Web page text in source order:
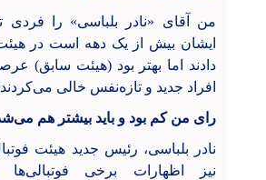
من آقای «نادر بلباسی» را فردی
ایشان بیش از یک دهه است در
دادند اما بهتر بود (هیئت سابق)
افراد جدید و تازه‌نفس خالی
رای من کم بود و باید بیشتر هم
نادر بلباسی، رئیس جدید هیئت
نیز اظهارات برخی